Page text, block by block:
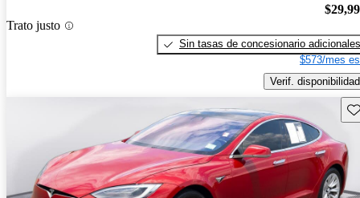
Trato justo
Sin tasas de concesionario adicionales
$573/mes
Verif. disponibilidad